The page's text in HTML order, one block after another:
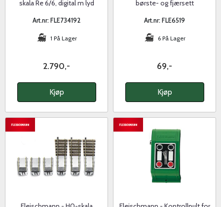
skala Re 6/6, digital m lyd
Art.nr: FLE734192
1 På Lager
2.790,-
Kjøp
børste- og fjærsett
Art.nr: FLE6519
6 På Lager
69,-
Kjøp